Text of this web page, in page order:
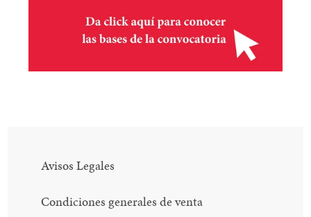
Avisos Legales
Condiciones generales de venta